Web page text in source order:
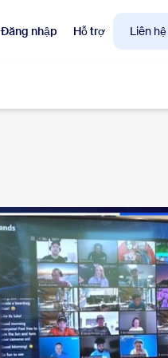
Đăng nhập Hỗ trợ Liên
Meetings
Rooms
Canvas
Thông tin